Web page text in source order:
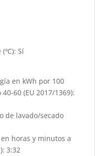
Sí
en kWh por 100
60 (EU 2017/1369):
de lavado/secado
horas y minutos a
3:32